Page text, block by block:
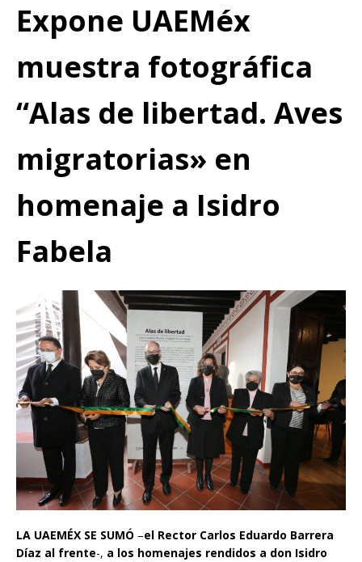
Expone UAEMéx
muestra fotográfica
“Alas de libertad. Aves
migratorias» en
homenaje a Isidro
Fabela
LA UAEMÉX SE SUMÓ –el Rector Carlos Eduardo Barrera
Díaz al frente-, a los homenajes rendidos a don Isidro